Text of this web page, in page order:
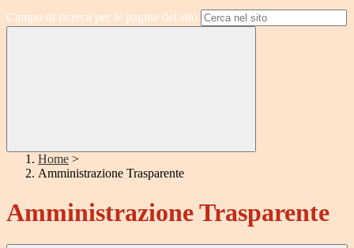
Campo di ricerca per le pagine del sito
Home >
Amministrazione Trasparente
Amministrazione Trasparente